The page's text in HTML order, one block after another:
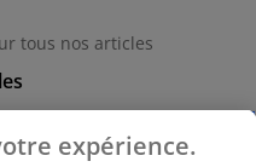
tous nos articles
expérience.